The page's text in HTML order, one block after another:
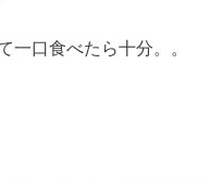
一口食べたら十分。。